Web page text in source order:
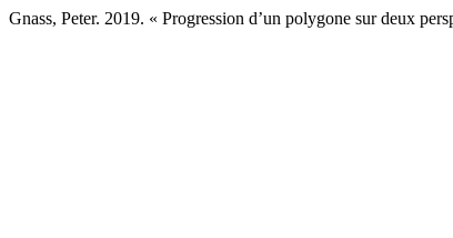
Gnass, Peter. 2019. « Progression d’un polygone sur deux